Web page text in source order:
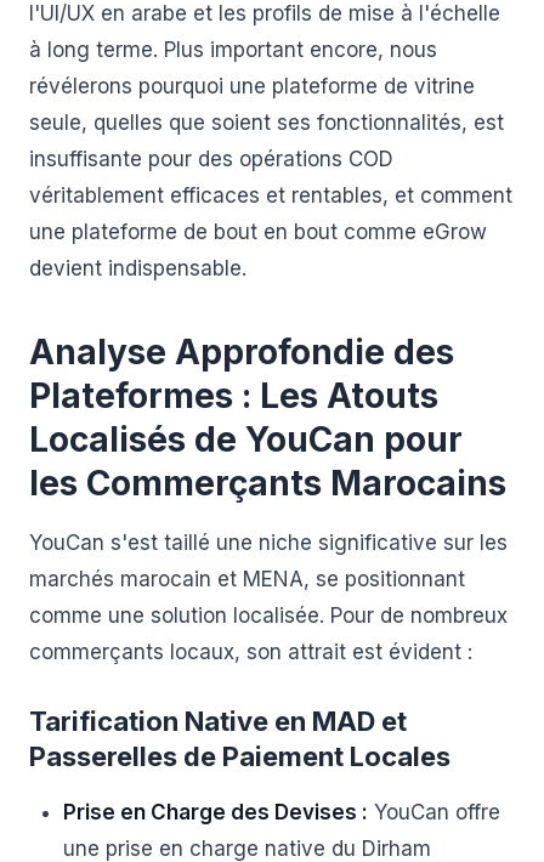
l'UI/UX en arabe et les profils de mise à l'échelle
à long terme. Plus important encore, nous
révélerons pourquoi une plateforme de vitrine
seule, quelles que soient ses fonctionnalités, est
insuffisante pour des opérations COD
véritablement efficaces et rentables, et comment
une plateforme de bout en bout comme eGrow
devient indispensable.
Analyse Approfondie des
Plateformes : Les Atouts
Localisés de YouCan pour
les Commerçants Marocains
YouCan s'est taillé une niche significative sur les
marchés marocain et MENA, se positionnant
comme une solution localisée. Pour de nombreux
commerçants locaux, son attrait est évident :
Tarification Native en MAD et
Passerelles de Paiement Locales
Prise en Charge des Devises : YouCan offre
une prise en charge native du Dirham